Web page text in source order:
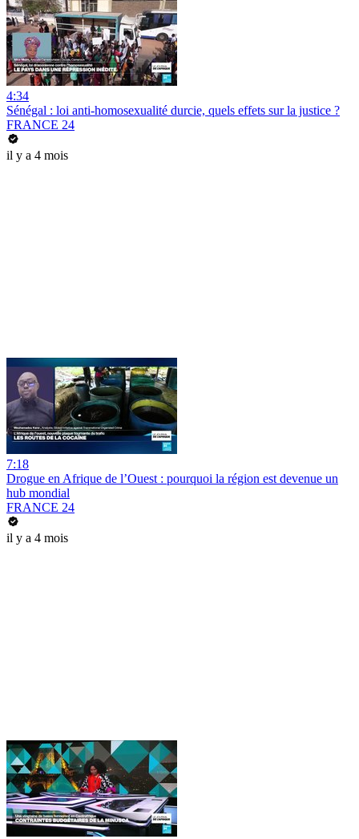
4:34
Sénégal : loi anti-homosexualité durcie, quels effets sur la justice ?
FRANCE 24
il y a 4 mois
7:18
Drogue en Afrique de l’Ouest : pourquoi la région est devenue un
hub mondial
FRANCE 24
il y a 4 mois